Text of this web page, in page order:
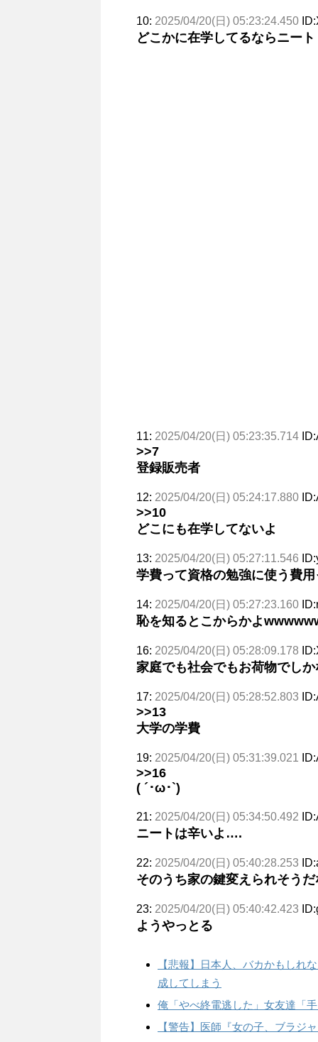
10: 2025/04/20(日) 05:23:24.450
どこかに在学してるならニー
11: 2025/04/20(日) 05:23:35.714
>>7
登録販売者
12: 2025/04/20(日) 05:24:17.880
>>10
どこにも在学してないよ
13: 2025/04/20(日) 05:27:11.546
学費って資格の勉強に使う費
14: 2025/04/20(日) 05:27:23.160
恥を知るとこからかよ
16: 2025/04/20(日) 05:28:09.178
家庭でも社会でもお荷物でし
17: 2025/04/20(日) 05:28:52.803
>>13
大学の学費
19: 2025/04/20(日) 05:31:39.021
>>16
( ´･ω･`)
21: 2025/04/20(日) 05:34:50.492
ニートは辛いよ….
22: 2025/04/20(日) 05:40:28.253
そのうち家の鍵変えられそう
23: 2025/04/20(日) 05:40:42.423
ようやっとる
【悲報】日本人、バカかもしれ
成してしまう
俺「やべ終電逃した」女友達「
【警告】医師『女の子、ブラジ